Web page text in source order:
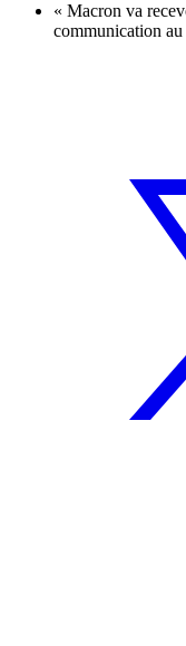
« Macron va
communication au